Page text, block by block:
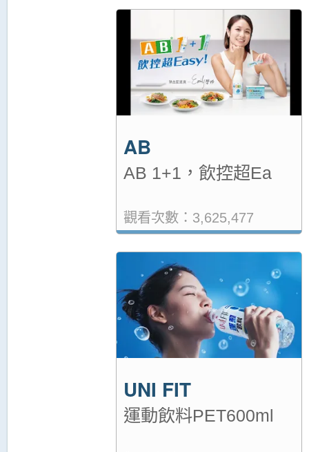
AB
AB 1+1，飲控超Ea
觀看次數：3,625,477
UNI FIT
運動飲料PET600ml